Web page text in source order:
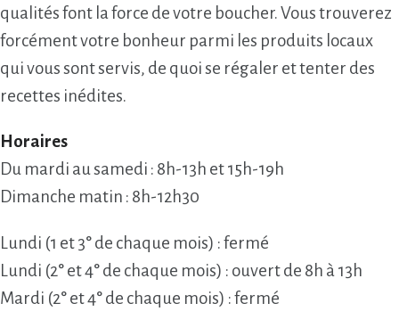
qualités font la force de votre boucher. Vous trouverez
forcément votre bonheur parmi les produits locaux
qui vous sont servis, de quoi se régaler et tenter des
recettes inédites.
Horaires
Du mardi au samedi : 8h-13h et 15h-19h
Dimanche matin : 8h-12h30
Lundi (1 et 3° de chaque mois) : fermé
Lundi (2° et 4° de chaque mois) : ouvert de 8h à 13h
Mardi (2° et 4° de chaque mois) : fermé